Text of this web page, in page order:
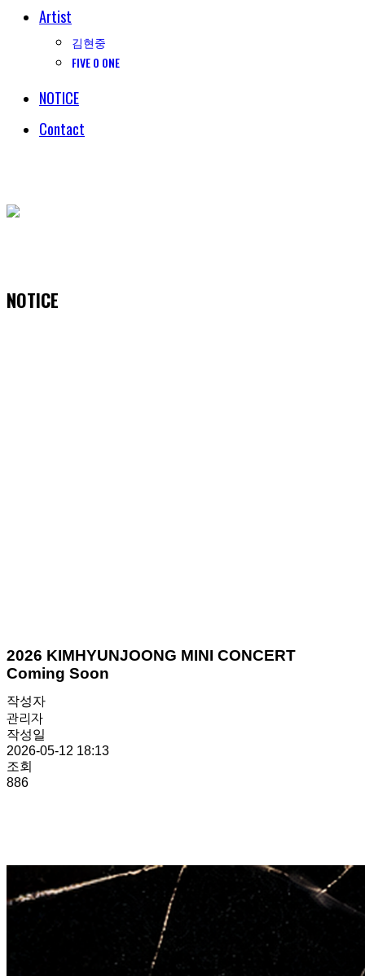
Artist
김현중
FIVE O ONE
NOTICE
Contact
NOTICE
2026 KIMHYUNJOONG MINI CONCERT
Coming Soon
작성자
관리자
작성일
2026-05-12 18:13
조회
886